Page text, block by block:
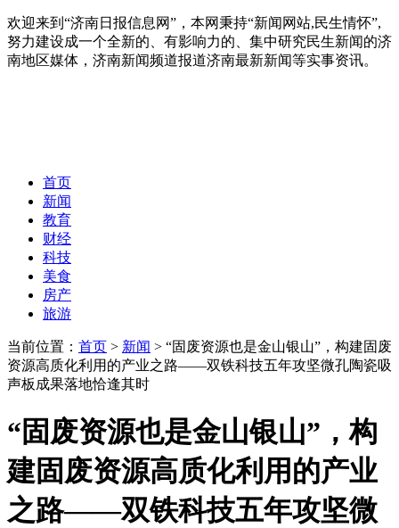
欢迎来到“济南日报信息网”，本网秉持“新闻网站,民生情怀”,
努力建设成一个全新的、有影响力的、集中研究民生新闻的济
南地区媒体，济南新闻频道报道济南最新新闻等实事资讯。
首页
新闻
教育
财经
科技
美食
房产
旅游
当前位置： 首页 > 新闻 > “固废资源也是金山银山”，构建固废
资源高质化利用的产业之路——双铁科技五年攻坚微孔陶瓷吸
声板成果落地恰逢其时
“固废资源也是金山银山”，构
建固废资源高质化利用的产业
之路——双铁科技五年攻坚微